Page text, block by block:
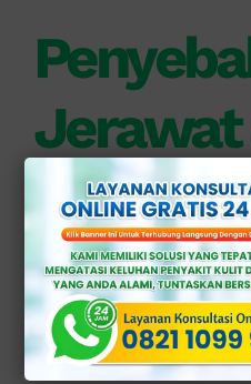
Jerawat
Vagina
Jerawat atau
vagina dapat di
faktor, di antaranya: